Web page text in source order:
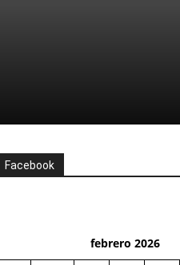
Facebook
febrero 2026